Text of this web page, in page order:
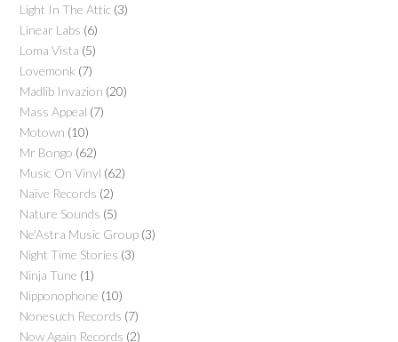
Light In The Attic (3)
Linear Labs (6)
Loma Vista (5)
Lovemonk (7)
Madlib Invazion (20)
Mass Appeal (7)
Motown (10)
Mr Bongo (62)
Music On Vinyl (62)
Naïve Records (2)
Nature Sounds (5)
Ne'Astra Music Group (3)
Night Time Stories (3)
Ninja Tune (1)
Nipponophone (10)
Nonesuch Records (7)
Now Again Records (2)